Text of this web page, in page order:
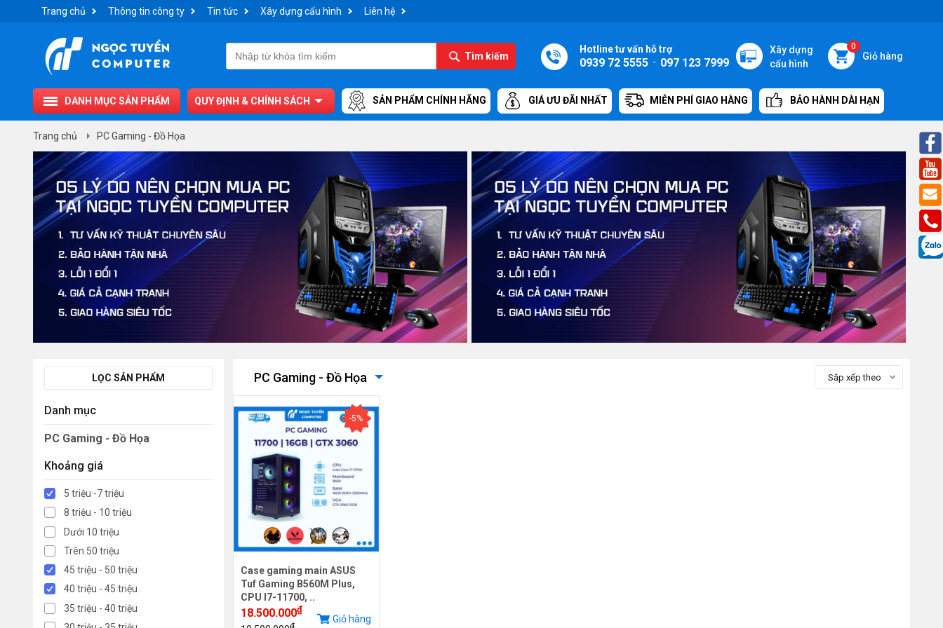
Trang chủ Thông tin công ty Tin tức Xây dựng cấu hình Liên hệ
Tìm kiếm
0
Giỏ hàng
Xây dựng
cấu hình
Hotline tư vấn hỗ trợ
0939 72 5555 - 097 123 7999
DANH MỤC SẢN PHẨM QUY ĐỊNH & CHÍNH SÁCH SẢN PHẨM CHÍNH HÃNG GIÁ ƯU ĐÃI NHẤT MIỄN PHÍ GIAO HÀNG BẢO HÀNH DÀI HẠN
Trang chủ PC Gaming - Đồ Họa
LỌC SẢN PHẨM
Danh mục
PC Gaming - Đồ Họa
Khoảng giá
5 triệu -7 triệu
8 triệu - 10 triệu
Dưới 10 triệu
Trên 50 triệu
45 triệu - 50 triệu
40 triệu - 45 triệu
35 triệu - 40 triệu
PC Gaming - Đồ Họa Sắp xếp theo
-5%
Case gaming main ASUS
Tuf Gaming B560M Plus,
CPU I7-11700, ..
18.500.000₫
₫
Giỏ hàng